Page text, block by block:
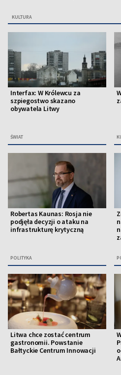
KULTURA
Interfax: W Królewcu za
szpiegostwo skazano
obywatela Litwy
ŚWIAT
Robertas Kaunas: Rosja nie
podjęła decyzji o ataku na
infrastrukturę krytyczną
POLITYKA
Litwa chce zostać centrum
gastronomii. Powstanie
Bałtyckie Centrum Innowacji